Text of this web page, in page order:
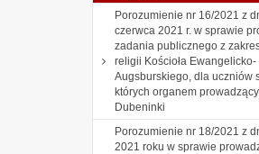
Porozumienie nr 16/2021 z
czerwca 2021 r. w sprawie
zadania publicznego z
religii Kościoła Ewangelicko-
Augsburskiego, dla uczniów
których organem
Dubeninki
Porozumienie nr 18/2021 z
2021 roku w sprawie